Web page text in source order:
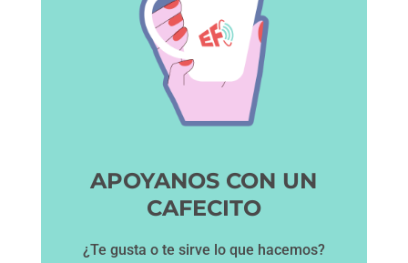
APOYANOS CON UN
CAFECITO
¿Te gusta o te sirve lo que hacemos?